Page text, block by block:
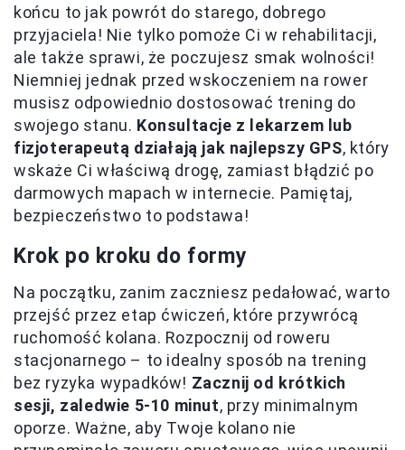
końcu to jak powrót do starego, dobrego
przyjaciela! Nie tylko pomoże Ci w rehabilitacji,
ale także sprawi, że poczujesz smak wolności!
Niemniej jednak przed wskoczeniem na rower
musisz odpowiednio dostosować trening do
swojego stanu. Konsultacje z lekarzem lub
fizjoterapeutą działają jak najlepszy GPS, który
wskaże Ci właściwą drogę, zamiast błądzić po
darmowych mapach w internecie. Pamiętaj,
bezpieczeństwo to podstawa!
Krok po kroku do formy
Na początku, zanim zaczniesz pedałować, warto
przejść przez etap ćwiczeń, które przywrócą
ruchomość kolana. Rozpocznij od roweru
stacjonarnego – to idealny sposób na trening
bez ryzyka wypadków! Zacznij od krótkich
sesji, zaledwie 5-10 minut, przy minimalnym
oporze. Ważne, aby Twoje kolano nie